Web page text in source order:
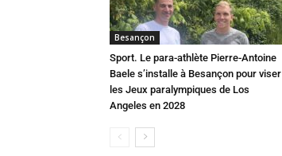
Besançon
Sport. Le para-athlète Pierre-Antoine
Baele s’installe à Besançon pour viser
les Jeux paralympiques de Los
Angeles en 2028